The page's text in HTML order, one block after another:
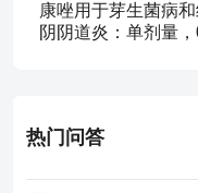
康唑用于芽生菌病
阴阴道炎：单剂量
热门问答